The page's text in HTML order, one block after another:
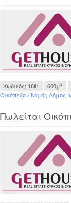
Κωδικός: 1681 600μ2
Οικόπεδο
Νομός Δήμος
Πωλείται